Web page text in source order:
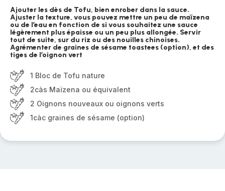
Ajouter les dès de Tofu, bien enrober dans la sauce.
Ajuster la texture, vous pouvez mettre un peu de maïzena
ou de l’eau en fonction de si vous souhaitez une sauce
légèrement plus épaisse ou un peu plus allongée. Servir
tout de suite, sur du riz ou des nouilles chinoises.
Agrémenter de graines de sésame toastees (option), et des
tiges de l’oignon vert
1 Bloc de Tofu nature
2càs Maïzena ou équivalent
2 Oignons nouveaux ou oignons verts
1càc graines de sésame (option)